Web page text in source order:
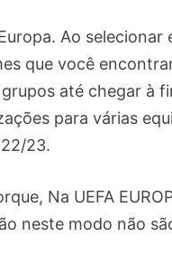
Ao selecionar
que você
até chegar à
para várias
23.
Na UEFA
neste modo não